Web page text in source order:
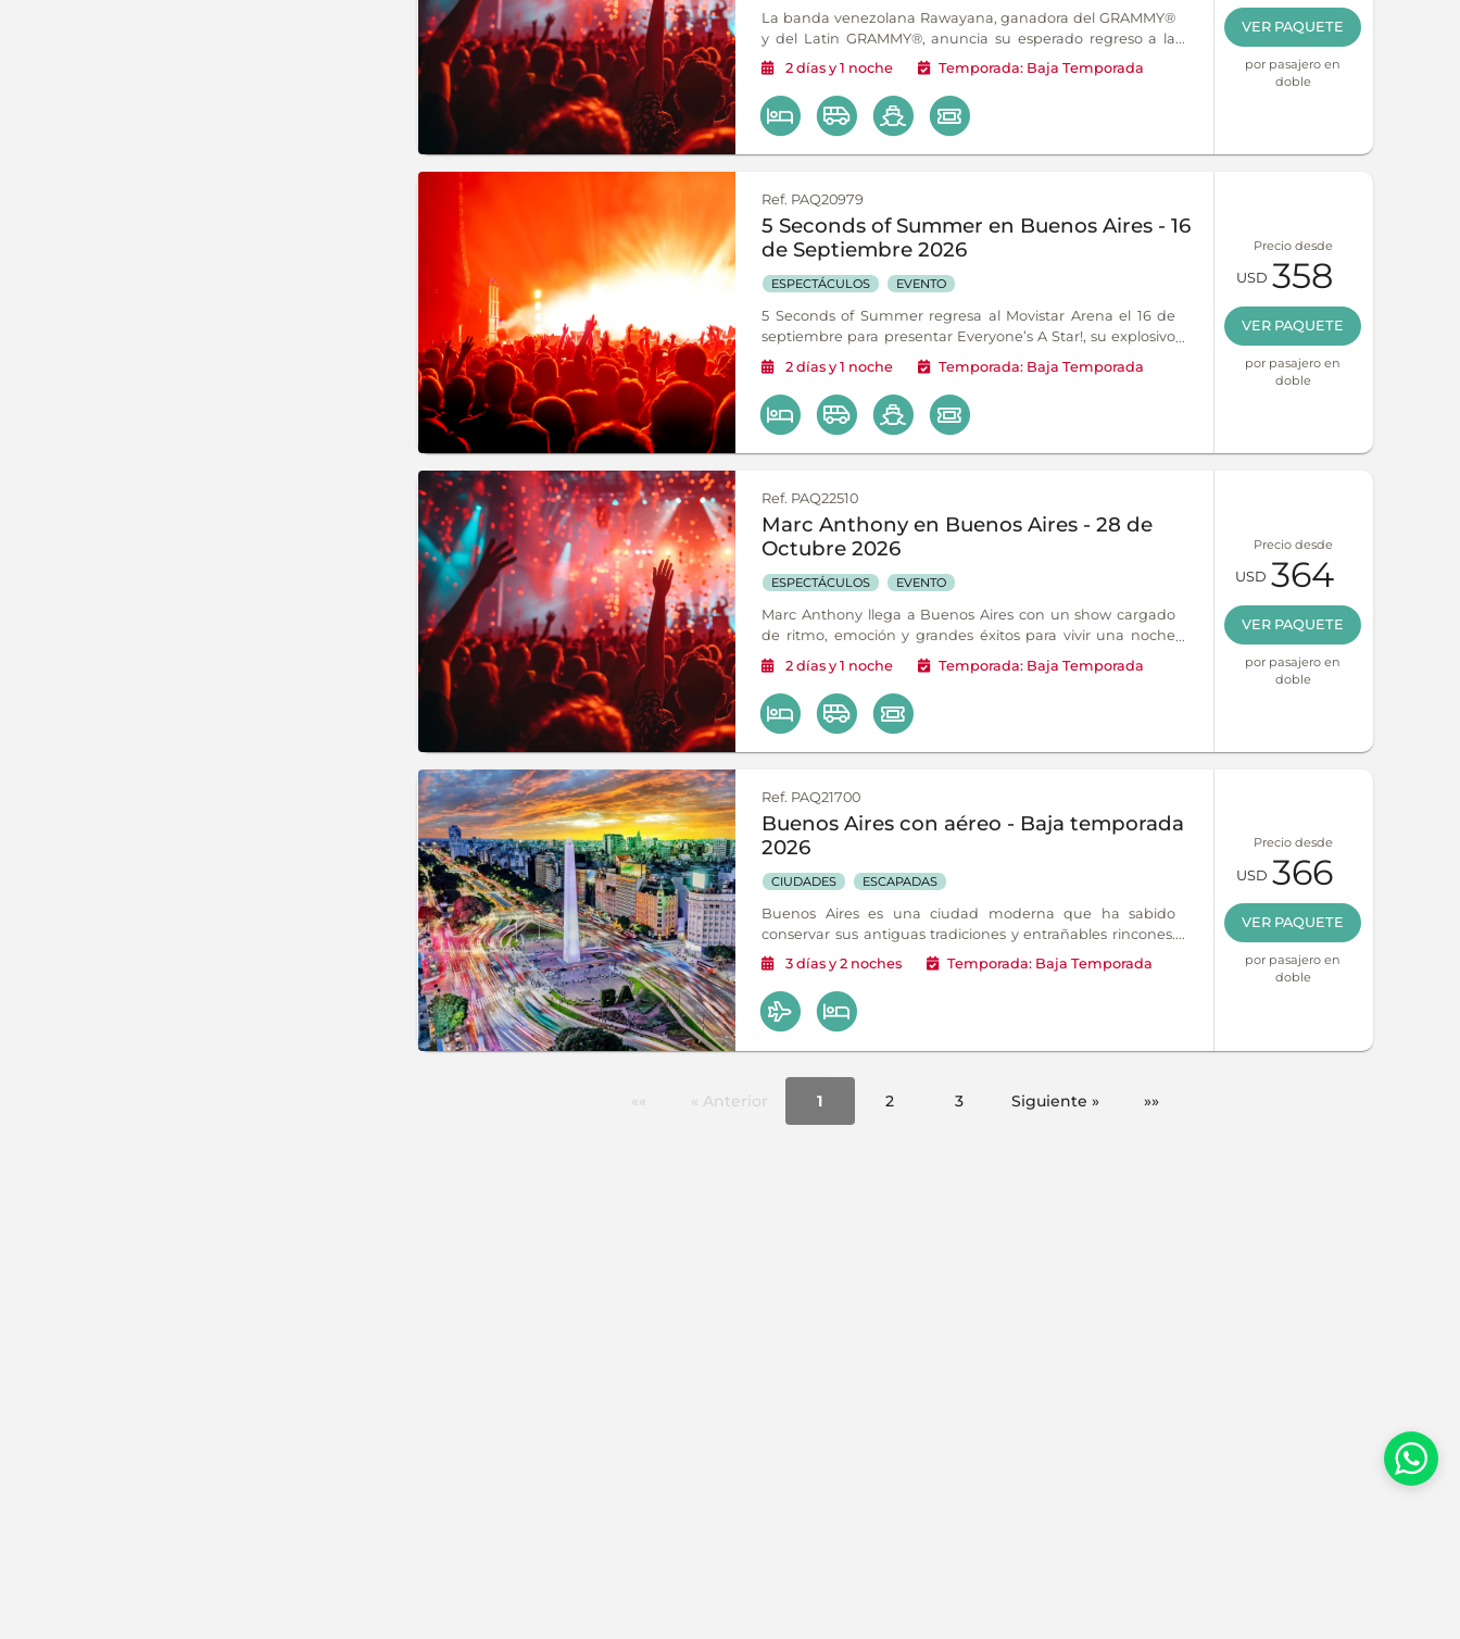
La banda venezolana Rawayana, ganadora del GRAMMY®
y del Latin GRAMMY®, anuncia su esperado regreso a la
Argentina en el marco de su nueva gira mundial. La cita
será el 20 y el 21 de agosto en el Movistar Arena.
2días y 1 noche Temporada: Baja Temporada
VER PAQUETE
por pasajero en
doble
Ref. PAQ20979
5 Seconds of Summer en Buenos Aires - 16
de Septiembre 2026
ESPECTÁCULOS EVENTO
5 Seconds of Summer regresa al Movistar Arena el 16 de
septiembre para presentar Everyone’s A Star!, su explosivo
nuevo álbum que marca la etapa más ambiciosa de su
carrera.
2días y 1 noche Temporada: Baja Temporada
Precio desde
USD 358
VER PAQUETE
por pasajero en
doble
Ref. PAQ22510
Marc Anthony en Buenos Aires - 28 de
Octubre 2026
ESPECTÁCULOS EVENTO
Marc Anthony llega a Buenos Aires con un show cargado
de ritmo, emoción y grandes éxitos para vivir una noche
inolvidable.
2días y 1 noche Temporada: Baja Temporada
Precio desde
USD 364
VER PAQUETE
por pasajero en
doble
Ref. PAQ21700
Buenos Aires con aéreo - Baja temporada
2026
CIUDADES ESCAPADAS
Buenos Aires es una ciudad moderna que ha sabido
conservar sus antiguas tradiciones y entrañables rincones.
Como en tangos de Gardel, es una ciudad apasionada y
apasionante, un destino alegre y colorido, donde siempre
hay que ver, hacer o saborear.
3días y 2 noches Temporada: Baja Temporada
Precio desde
USD 366
VER PAQUETE
por pasajero en
doble
«« « Anterior 1 2 3 Siguiente » »»